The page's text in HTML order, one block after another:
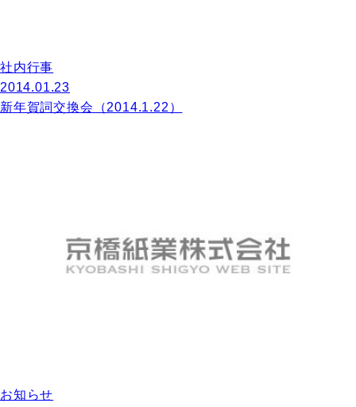
社内行事
2014.01.23
新年賀詞交換会（2014.1.22）
お知らせ